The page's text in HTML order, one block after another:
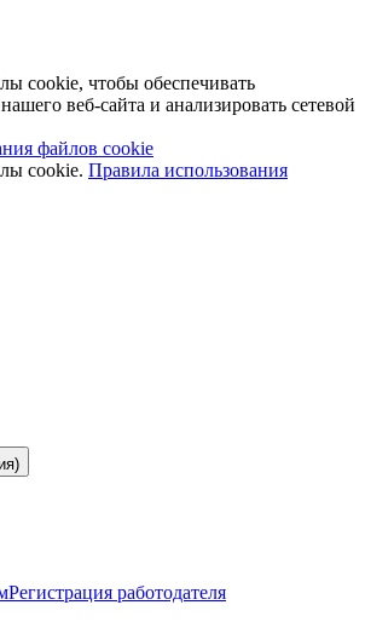
cookie, чтобы обеспечивать
веб-сайта и анализировать сетевой
файлов cookie
cookie. Правила использования
Регистрация работодателя